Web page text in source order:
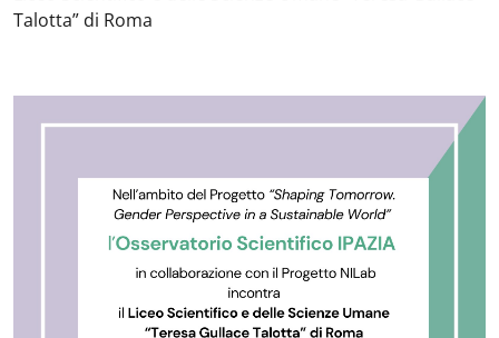
Talotta” di Roma